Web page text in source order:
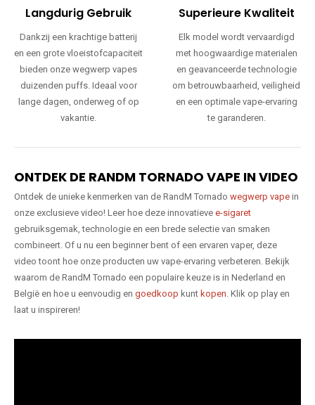
Langdurig Gebruik
Dankzij een krachtige batterij
en een grote vloeistofcapaciteit
bieden onze wegwerp vapes
duizenden puffs. Ideaal voor
lange dagen, onderweg of op
vakantie.
Superieure Kwaliteit
Elk model wordt vervaardigd
met hoogwaardige materialen
en geavanceerde technologie
om betrouwbaarheid, veiligheid
en een optimale vape-ervaring
te garanderen.
ONTDEK DE RANDM TORNADO VAPE IN VIDEO
Ontdek de unieke kenmerken van de RandM Tornado wegwerp vape in
onze exclusieve video! Leer hoe deze innovatieve e-sigaret
gebruiksgemak, technologie en een brede selectie van smaken
combineert. Of u nu een beginner bent of een ervaren vaper, deze
video toont hoe onze producten uw vape-ervaring verbeteren. Bekijk
waarom de RandM Tornado een populaire keuze is in Nederland en
België en hoe u eenvoudig en goedkoop kunt kopen. Klik op play en
laat u inspireren!